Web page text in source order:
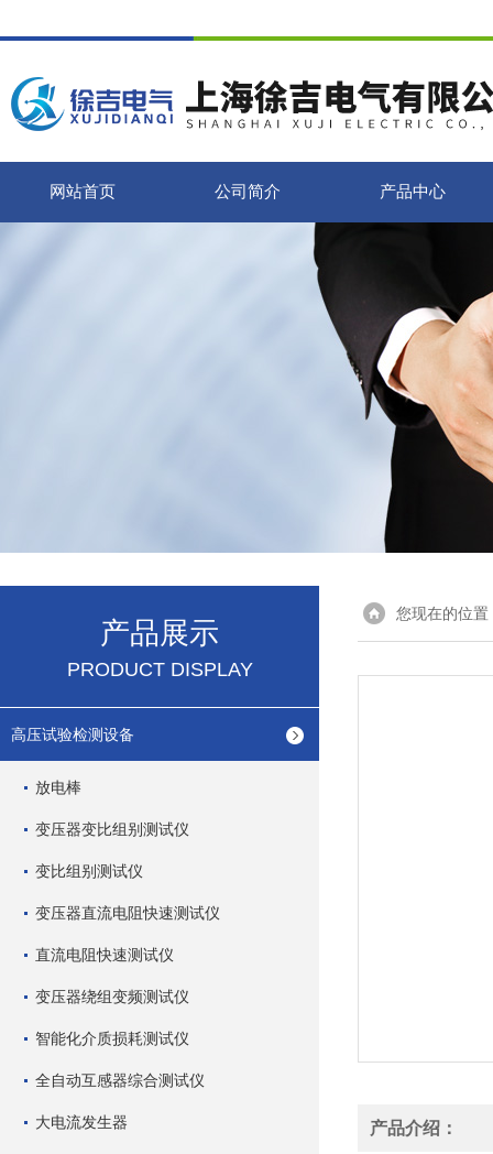
网站首页 公司简介 产品中心
产品展示
PRODUCT DISPLAY
高压试验检测设备
放电棒
变压器变比组别测试仪
变比组别测试仪
变压器直流电阻快速测试仪
直流电阻快速测试仪
变压器绕组变频测试仪
智能化介质损耗测试仪
全自动互感器综合测试仪
大电流发生器
您现在的位置
产品介绍：